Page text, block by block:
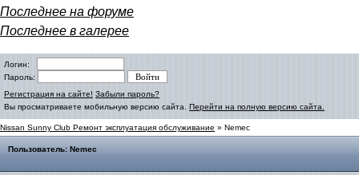
Последнее на форуме
Последнее в галерее
Логин:
Пароль:
Регистрация на сайте! Забыли пароль?
Вы просматриваете мобильную версию сайта. Перейти на полную версию сайта.
Nissan Sunny Club Ремонт эксплуатация обслуживание » Nemec
Пользователь: Nemec